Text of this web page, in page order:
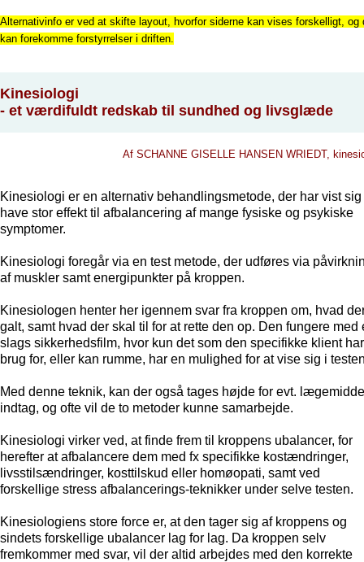
Alternativinfo er ved at skifte layout, hvorfor siderne kan vises forskelligt, og
kan forekomme forstyrrelser i driften.
Kinesiologi
- et værdifuldt redskab til sundhed og livsglæde
Af SCHANNE GISELLE HANSEN WRIEDT,
Kinesiologi er en alternativ behandlingsmetode, der har vist sig
have stor effekt til afbalancering af mange fysiske og psykiske
symptomer.
Kinesiologi foregår via en test metode, der udføres via
af muskler samt energipunkter på kroppen.
Kinesiologen henter her igennem svar fra kroppen om, hvad
galt, samt hvad der skal til for at rette den op. Den fungere med
slags sikkerhedsfilm, hvor kun det som den specifikke klient har
brug for, eller kan rumme, har en mulighed for at vise sig i
Med denne teknik, kan der også tages højde for evt.
indtag, og ofte vil de to metoder kunne samarbejde.
Kinesiologi virker ved, at finde frem til kroppens ubalancer, for
herefter at afbalancere dem med fx specifikke kostændringer,
livsstilsændringer, kosttilskud eller homøopati, samt ved
forskellige stress afbalancerings-teknikker under selve testen.
Kinesiologiens store force er, at den tager sig af kroppens og
sindets forskellige ubalancer lag for lag. Da kroppen selv
fremkommer med svar, vil der altid arbejdes med den korrekte